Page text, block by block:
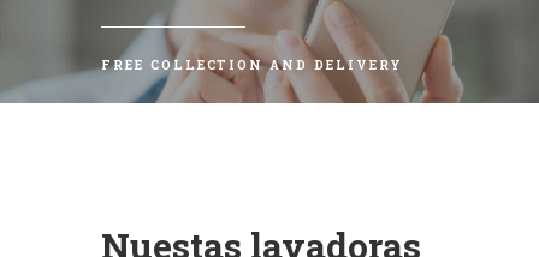
FREE COLLECTION AND DELIVERY
Nuestas lavadoras